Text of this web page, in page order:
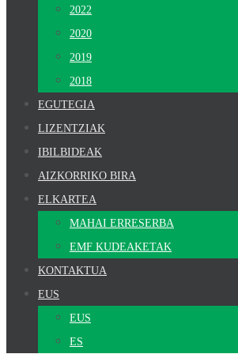
2022
2020
2019
2018
EGUTEGIA
LIZENTZIAK
IBILBIDEAK
AIZKORRIKO BIRA
ELKARTEA
MAHAI ERRESERBA
EMF KUDEAKETAK
KONTAKTUA
EUS
EUS
ES